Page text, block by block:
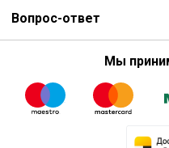
Вопрос-ответ
Мы